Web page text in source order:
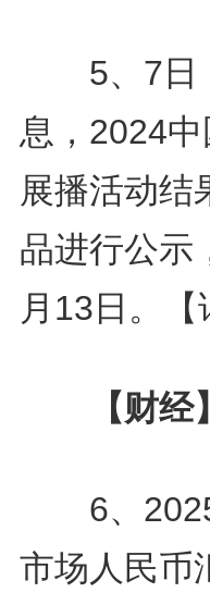
5、7日
息，2024
展播活动结
品进行公示
月13日。
【财经】
6、2025
市场人民币